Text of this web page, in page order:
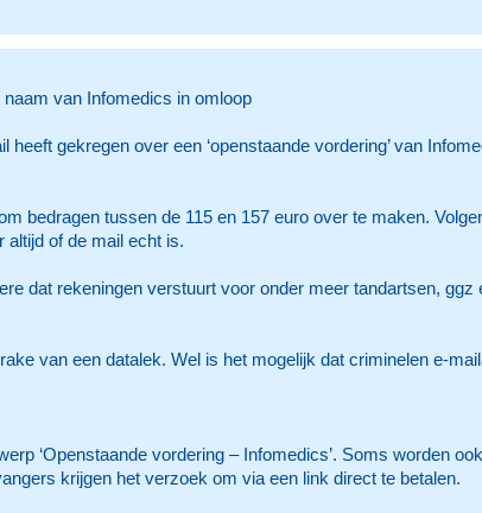
van Infomedics in omloop
heeft gekregen over een ‘openstaande vordering’ van
bedragen tussen de 115 en 157 euro over te maken.
altijd of de mail echt is.
dat rekeningen verstuurt voor onder meer tandartsen,
van een datalek. Wel is het mogelijk dat criminelen e-
‘Openstaande vordering – Infomedics’. Soms worden
krijgen het verzoek om via een link direct te betalen.